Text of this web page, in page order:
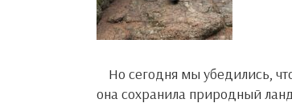
Но сегодня мы убедились, что их работа не напрасна — по тропе комфортно пройти и в то же время,
она сохранила природный